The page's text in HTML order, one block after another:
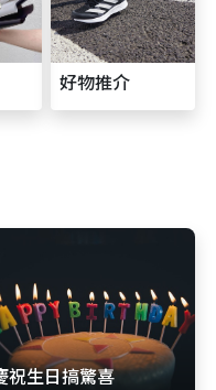
好物推介
祝生日搞驚喜